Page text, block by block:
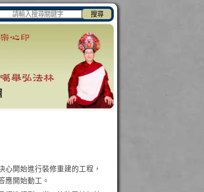
搜尋
開始進行裝修重建的工程，
應開始動工。